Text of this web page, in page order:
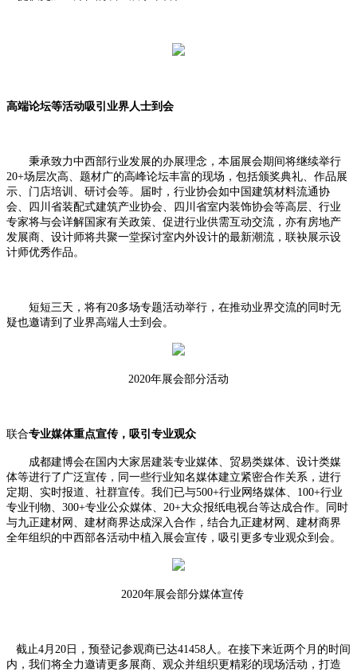
高端论坛等活动吸引业界人士到会
秉承致力中西部行业发展的办展理念，本届展会期间将继续举行
20+场层次高、题材广的高峰论坛丰富的现场，包括颁奖典礼、作品展
示、门店培训、研讨会等。届时，行业协会如中国建筑材料流通协
会、四川省装配式建筑产业协会、四川省室内装饰协会等高层、行业
专家将与会详解国家有关政策、促进行业供需互动交流，亦有房地产
发展商、设计师将共聚一堂探讨室内外设计的最新潮流，联袂展示设
计师优秀作品。
短短三天，将有20多场专题活动举行，在推动业界交流的同时无
疑也邀请到了业界高端人士到会。
2020年展会部分活动
联合专业媒体重点宣传 ， 吸引专业观众
成都建博会在国内大家居建装专业媒体、贸易类媒体、设计类媒
体等进行了广泛宣传，同一些行业知名媒体建立紧密合作关系，进行
定期、实时报道、社群宣传。我们已与500+行业网络媒体、100+行业
专业刊物、300+专业公众媒体、20+大众报纸电视台等达成合作。
同时
与九正建材网 、建材商界达成深入合作，结合九正建材网 、建材商界
全年组织的中西部各活动中植入展会宣传 ，吸引更多专业观众到会。
2020年展会部分媒体宣传
截止4月20日 ， 预登记参观商已达41458人 。在接下来近两个月 的时间
内 ，我们将全力邀请更多展商、观众并组织更精彩的现场活动，打造